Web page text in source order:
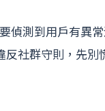
偵測到用戶有異
社群守則，先別